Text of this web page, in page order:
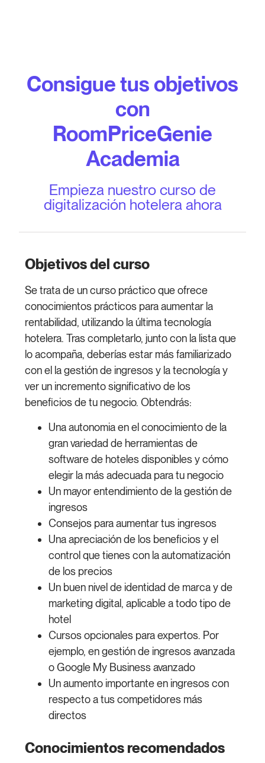
Consigue tus objetivos
con
RoomPriceGenie
Academia
Empieza nuestro curso de
digitalización hotelera ahora
Objetivos del curso
Se trata de un curso práctico que ofrece
conocimientos prácticos para aumentar la
rentabilidad, utilizando la última tecnología
hotelera. Tras completarlo, junto con la lista que
lo acompaña, deberías estar más familiarizado
con el la gestión de ingresos y la tecnología y
ver un incremento significativo de los
beneficios de tu negocio. Obtendrás:
Una autonomia en el conocimiento de la
gran variedad de herramientas de
software de hoteles disponibles y cómo
elegir la más adecuada para tu negocio
Un mayor entendimiento de la gestión de
ingresos
Consejos para aumentar tus ingresos
Una apreciación de los beneficios y el
control que tienes con la automatización
de los precios
Un buen nivel de identidad de marca y de
marketing digital, aplicable a todo tipo de
hotel
Cursos opcionales para expertos. Por
ejemplo, en gestión de ingresos avanzada
o Google My Business avanzado
Un aumento importante en ingresos con
respecto a tus competidores más
directos
Conocimientos recomendados